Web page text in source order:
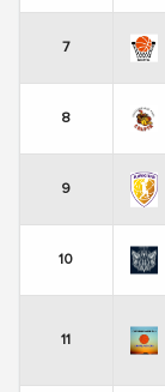
7
8
9
10
11